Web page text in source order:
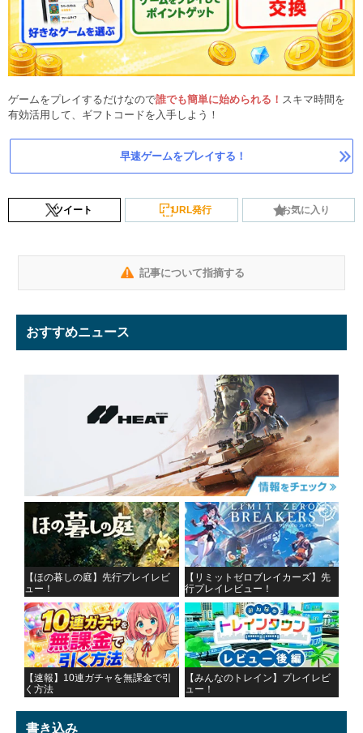
ゲームをプレイするだけなので誰でも簡単に始められる！ スキマ時間を
有効活用して、ギフトコードを入手しよう！
早速ゲームをプレイする！
ツイート URL発行 お気に入り
記事について指摘する
おすすめニュース
【ほの暮しの庭】先行プレイレビ
ュー！
【リミットゼロブレイカーズ】先
行プレイレビュー！
【速報】10連ガチャを無課金で引
く方法
【みんなのトレイン】プレイレビ
ュー！
書き込み